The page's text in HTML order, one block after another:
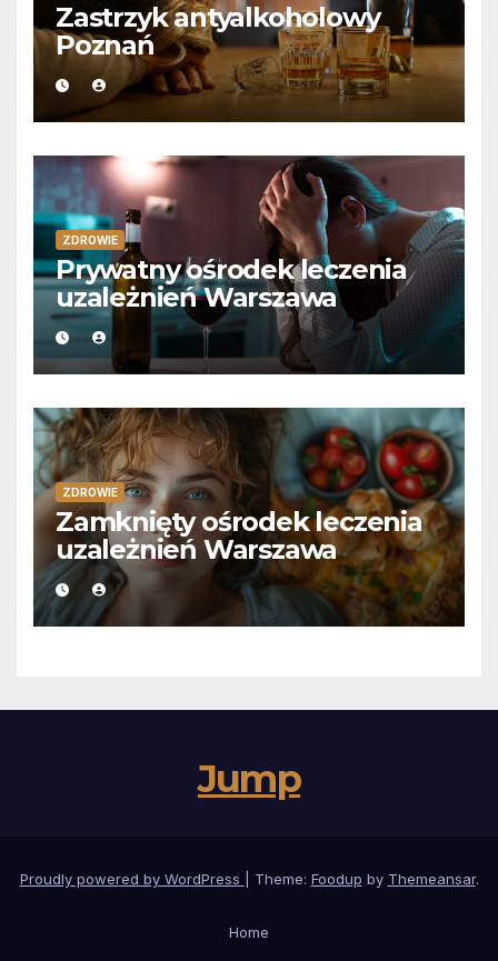
Zastrzyk antyalkoholowy
Poznań
ZDROWIE
Prywatny ośrodek leczenia
uzależnień Warszawa
ZDROWIE
Zamknięty ośrodek leczenia
uzależnień Warszawa
Jump
Proudly powered by WordPress Theme: Foodup by Themeansar.
Home